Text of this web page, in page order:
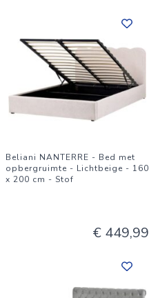
Beliani NANTERRE - Bed met
opbergruimte - Lichtbeige - 160
x 200 cm - Stof
€ 449,99